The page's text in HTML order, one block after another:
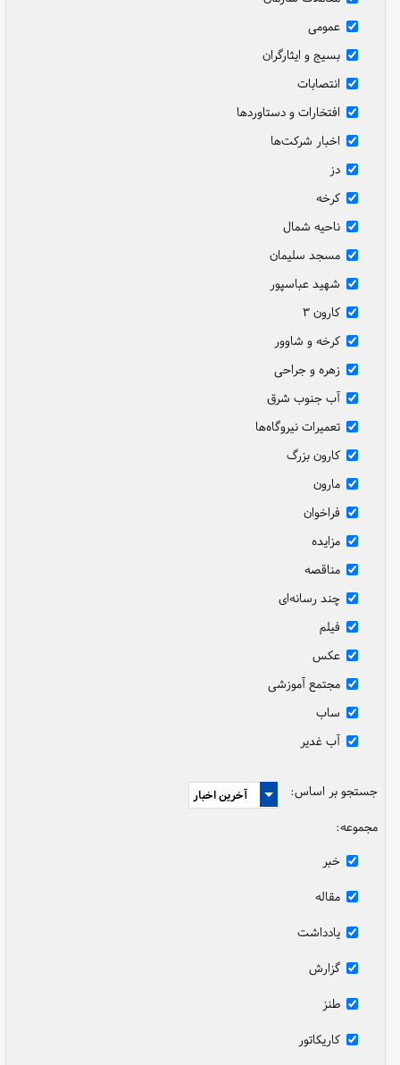
عمومی
بسیج و ایثارگران
انتصابات
افتخارات و دستاوردها
اخبار شرکت‌ها
دز
کرخه
ناحیه شمال
مسجد سلیمان
شهید عباسپور
کارون ۳
کرخه و شاوور
زهره و جراحی
آب جنوب شرق
تعمیرات نیروگاه‌ها
کارون بزرگ
مارون
فراخوان
مزایده
مناقصه
چند رسانه‌ای
فیلم
عکس
مجتمع آموزشی
ساب
آب غدیر
جستجو بر اساس:
مجموعه:
خبر
مقاله
یادداشت
گزارش
طنز
کاریکاتور